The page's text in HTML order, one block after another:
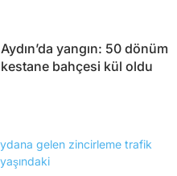
Aydın’da yangın: 50 dönüm
kestane bahçesi kül oldu